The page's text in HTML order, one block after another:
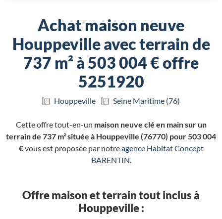
Achat maison neuve
Houppeville avec terrain de
737 m² à 503 004 € offre
5251920
Houppeville Seine Maritime (76)
Cette offre tout-en-un maison neuve clé en main sur un
terrain de 737 m² située à Houppeville (76770) pour 503 004
€vous est proposée par notreagence Habitat Concept
BARENTIN.
Offre maison et terrain tout inclus à
Houppeville :